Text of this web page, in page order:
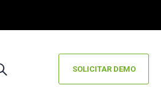
SOLICITAR DEMO